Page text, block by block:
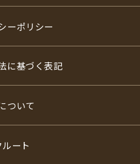
ーポリシー
に基づく表記
ついて
ルート